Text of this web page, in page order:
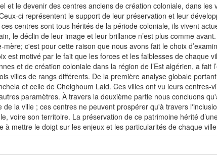
et le devenir des centres anciens de création coloniale, dans les
ci représentent le support de leur préservation et leur
centres sont tous hérités de la période coloniale, ils vivent
le déclin de leur image et leur brillance n’est plus comme
c'est pour cette raison que nous avons fait le choix
est motivé par le fait que les forces et les faiblesses de chaque
et de création coloniale dans la région de l’Est algérien, a fait
villes de rangs différents. De la première analyse globale
et celle de Chelghoum Laid. Ces villes ont vu leurs centres-
paramètres. À travers la deuxième partie nous concluons
la ville ; ces centres ne peuvent prospérer qu'à travers
voire son territoire. La préservation de ce patrimoine hérité
mettre le doigt sur les enjeux et les particularités de chaque